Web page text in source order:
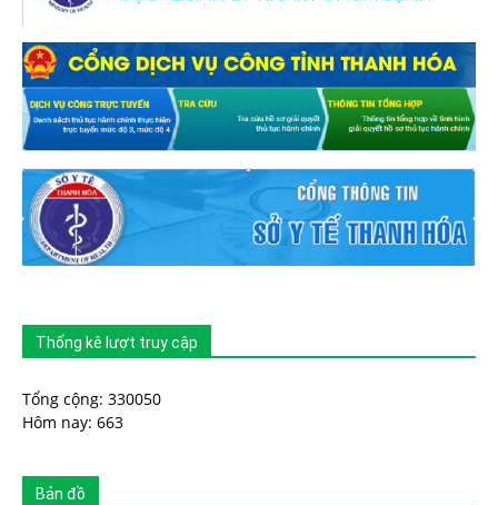
Thống kê lượt truy cập
Tổng cộng: 330050
Hôm nay: 663
Bản đồ